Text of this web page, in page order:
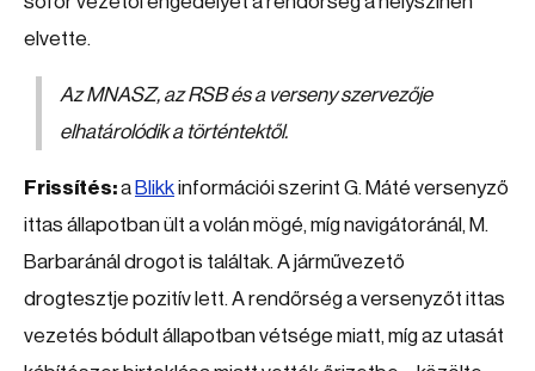
elvette.
Az MNASZ, az RSB és a verseny szervezője
elhatárolódik a történtektől.
Frissítés:a Blikkinformációi szerint G. Máté versenyző
ittas állapotban ült a volán mögé, míg navigátoránál, M.
Barbaránál drogot is találtak. A járművezető
drogtesztje pozitív lett. A rendőrség a versenyzőt ittas
vezetés bódult állapotban vétsége miatt, míg az utasát